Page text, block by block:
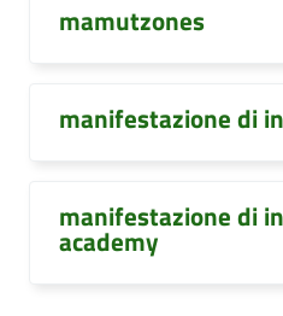
mamutzones
manifestazione di
manifestazione di
academy